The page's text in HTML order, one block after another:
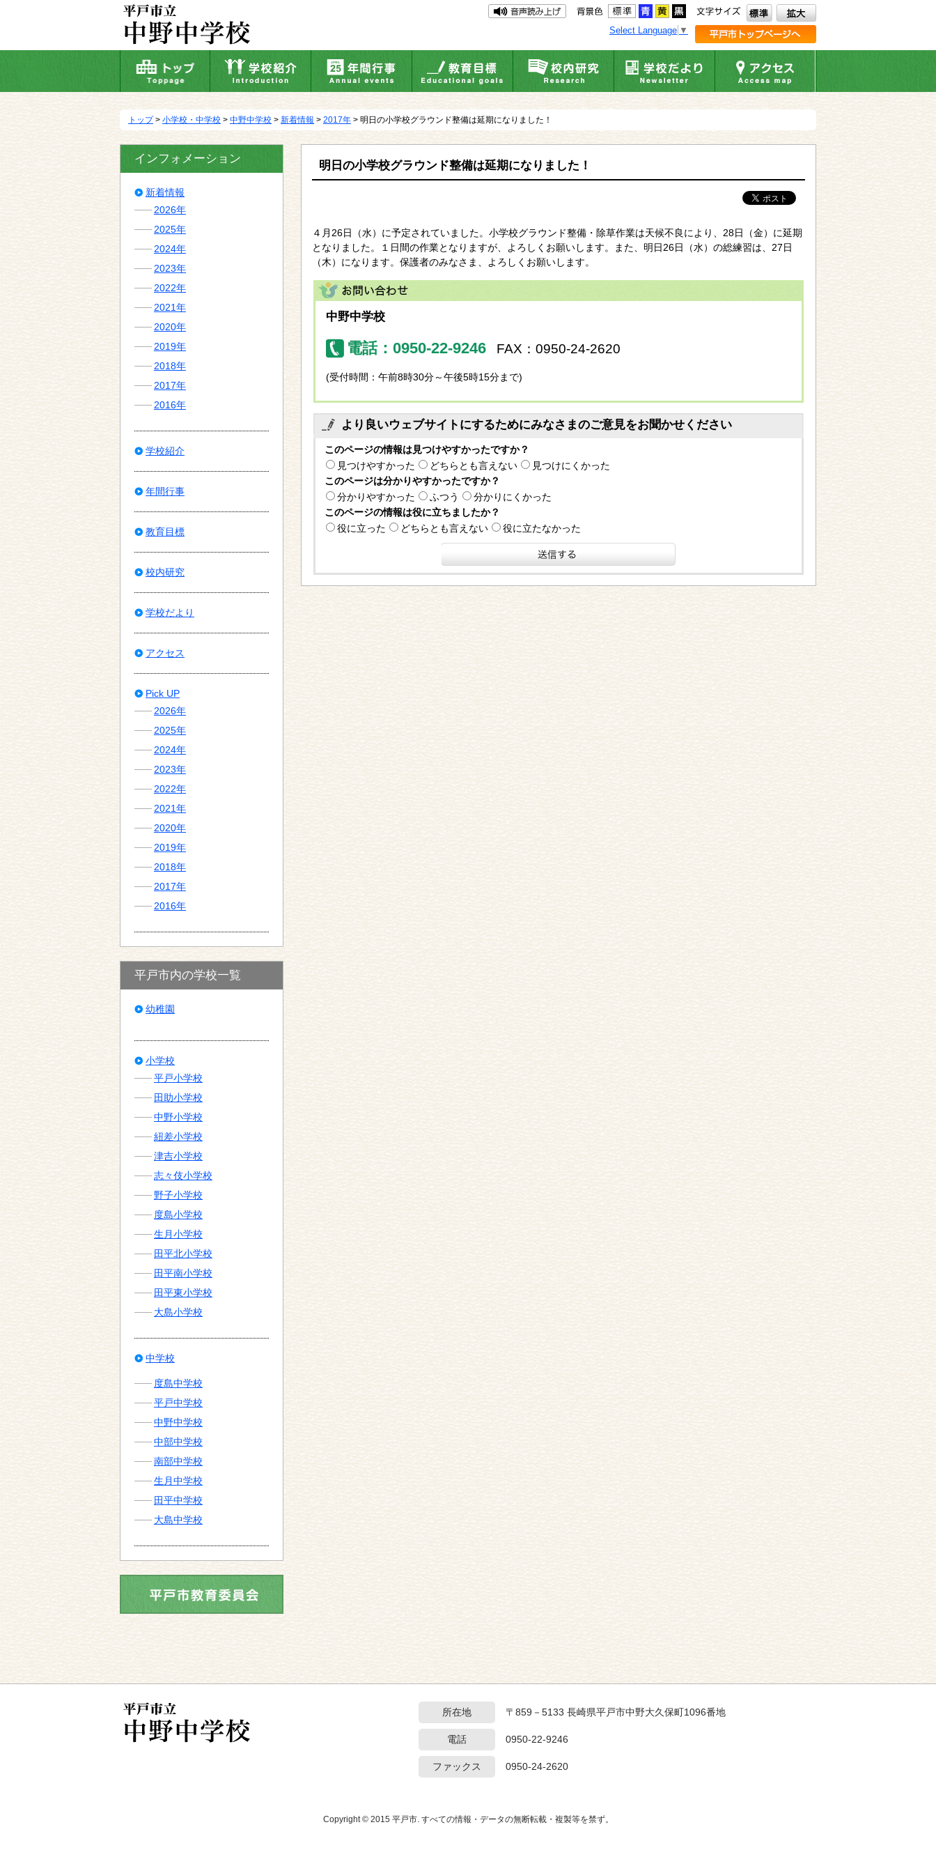
動
Select Language ▼
トップ> 小学校・中学校 > 中野中学校 > 新着情報 > 2017年 > 明日の小学校グラウンド整備は延期になりました！
明日の小学校グラウンド整備は延期になりました！
４月26日（水）に予定されていました。小学校グラウンド整備・除草作業は天候不良により、28日（金）に延期
となりました。１日間の作業となりますが、よろしくお願いします。また、明日26日（水）の総練習は、27日
（木）になります。保護者のみなさま、よろしくお願いします。
中野中学校
電話：0950-22-9246 FAX：0950-24-2620
(受付時間：午前8時30分～午後5時15分まで)
より良いウェブサイトにするためにみなさまのご意見をお聞かせください
このページの情報は見つけやすかったですか？
見つけやすかった
どちらとも言えない
見つけにくかった
このページは分かりやすかったですか？
分かりやすかった
ふつう
分かりにくかった
このページの情報は役に立ちましたか？
役に立った
どちらとも言えない 役に立たなかった
インフォメーション
新着情報
2026年
2025年
2024年
2023年
2022年
2021年
2020年
2019年
2018年
2017年
2016年
学校紹介
年間行事
教育目標
校内研究
学校だより
アクセス
Pick UP
2026年
2025年
2024年
2023年
2022年
2021年
2020年
2019年
2018年
2017年
2016年
平戸市内の学校一覧
幼稚園
小学校
平戸小学校
田助小学校
中野小学校
紐差小学校
津吉小学校
志々伎小学校
野子小学校
度島小学校
生月小学校
田平北小学校
田平南小学校
田平東小学校
大島小学校
中学校
度島中学校
平戸中学校
中野中学校
中部中学校
南部中学校
生月中学校
田平中学校
大島中学校
所在地 〒859－5133 長崎県平戸市中野大久保町1096番地
電話 0950-22-9246
ファックス 0950-24-2620
Copyright © 2015 平戸市. すべての情報・データの無断転載・複製等を禁ず。